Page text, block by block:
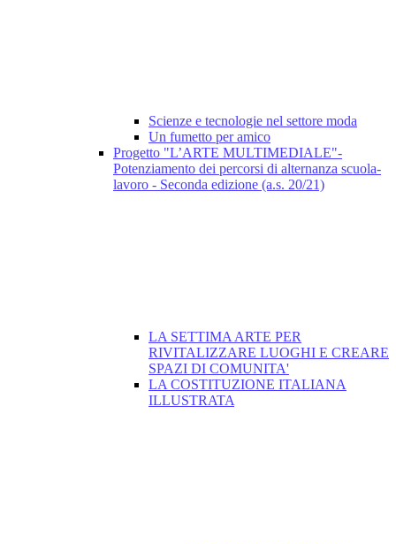
Scienze e tecnologie nel settore moda
Un fumetto per amico
Progetto "L’ARTE MULTIMEDIALE"-
Potenziamento dei percorsi di alternanza scuola-
lavoro - Seconda edizione (a.s. 20/21)
LA SETTIMA ARTE PER
RIVITALIZZARE LUOGHI E CREARE
SPAZI DI COMUNITA'
LA COSTITUZIONE ITALIANA
ILLUSTRATA